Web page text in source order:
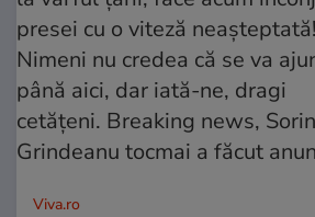
Viva.ro